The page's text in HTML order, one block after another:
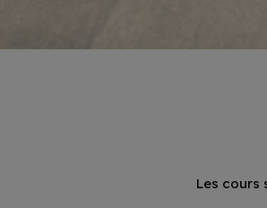
Les cours